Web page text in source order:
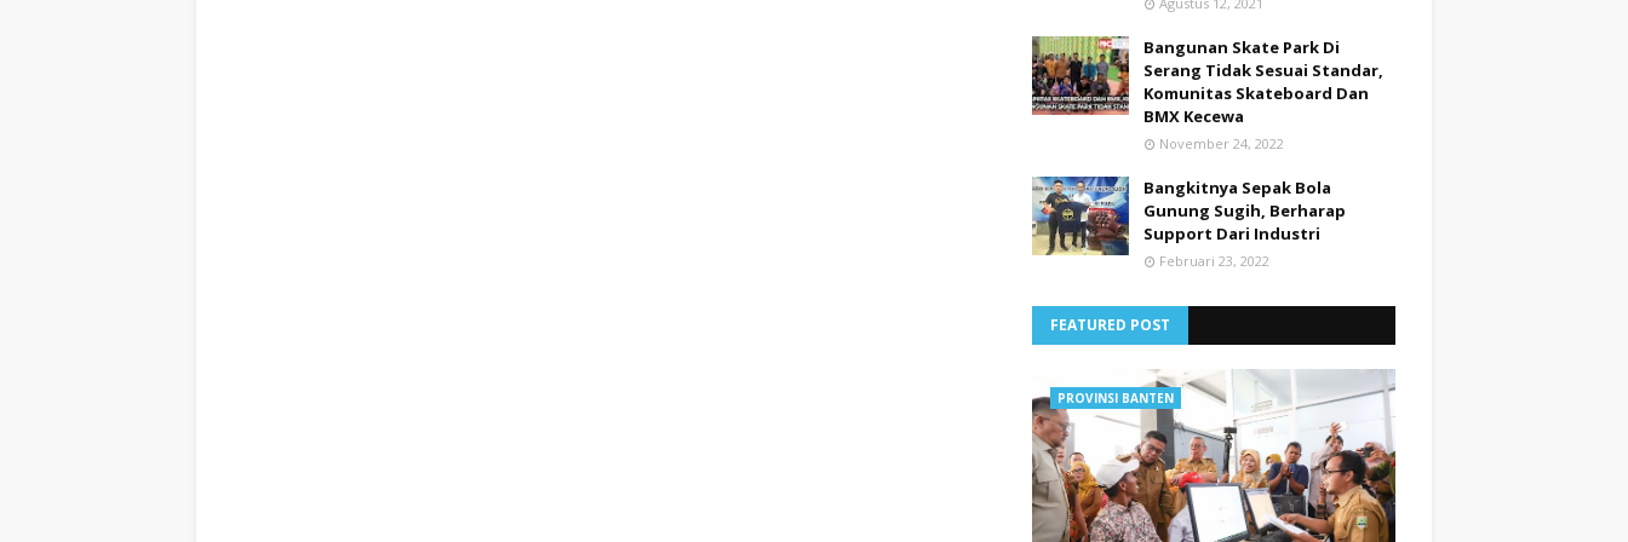
Bangunan Skate Park Di
Serang Tidak Sesuai Standar,
Komunitas Skateboard Dan
BMX Kecewa
November 24, 2022
Bangkitnya Sepak Bola
Gunung Sugih, Berharap
Support Dari Industri
Februari 23, 2022
FEATURED POST
PROVINSI BANTEN